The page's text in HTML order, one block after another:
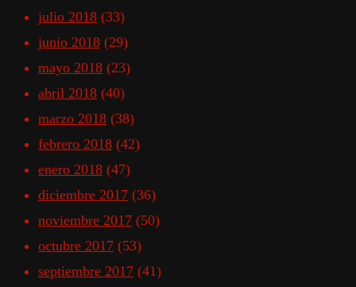
julio 2018 (33)
junio 2018 (29)
mayo 2018 (23)
abril 2018 (40)
marzo 2018 (38)
febrero 2018 (42)
enero 2018 (47)
diciembre 2017 (36)
noviembre 2017 (50)
octubre 2017 (53)
septiembre 2017 (41)